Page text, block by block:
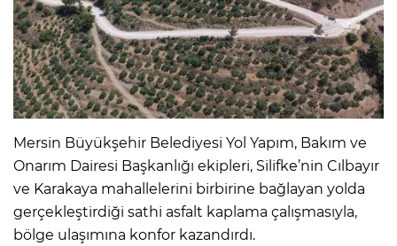
Mersin Büyükşehir Belediyesi Yol Yapım, Bakım ve
Onarım Dairesi Başkanlığı ekipleri, Silifke’nin Cılbayır
ve Karakaya mahallelerini birbirine bağlayan yolda
gerçekleştirdiği sathi asfalt kaplama çalışmasıyla,
bölge ulaşımına konfor kazandırdı.